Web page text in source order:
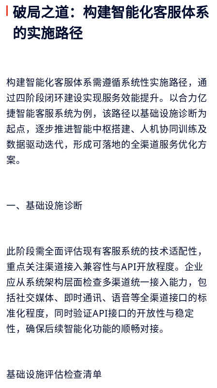
破局之道：构建智能化客服体系
的实施路径
构建智能化客服体系需遵循系统性实施路径，通
过四阶段闭环建设实现服务效能提升。以合力亿
捷智能客服系统为例，该路径以基础设施诊断为
起点，逐步推进智能中枢搭建、人机协同训练及
数据驱动迭代，形成可落地的全渠道服务优化方
案。
一、基础设施诊断
此阶段需全面评估现有客服系统的技术适配性，
重点关注渠道接入兼容性与API开放程度。企业
应从系统架构层面检查多渠道统一接入能力，包
括社交媒体、即时通讯、语音等全渠道接口的标
准化程度，同时验证API接口的开放性与稳定
性，确保后续智能化功能的顺畅对接。
基础设施评估检查清单